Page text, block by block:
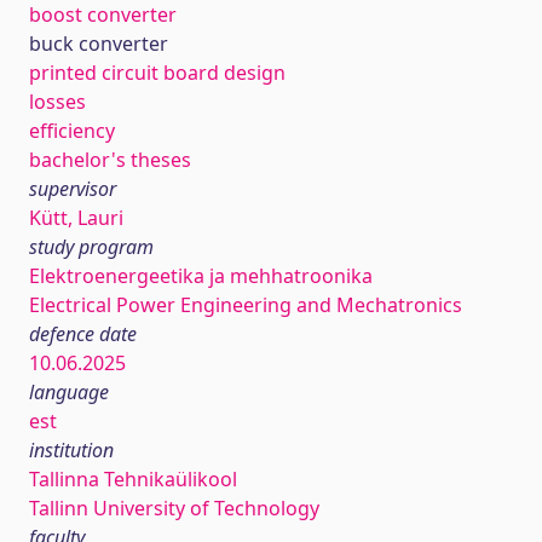
boost converter
buck converter
printed circuit board design
losses
efficiency
bachelor's theses
supervisor
Kütt, Lauri
study program
Elektroenergeetika ja mehhatroonika
Electrical Power Engineering and Mechatronics
defence date
10.06.2025
language
est
institution
Tallinna Tehnikaülikool
Tallinn University of Technology